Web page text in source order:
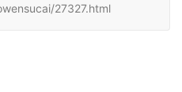
27327.html